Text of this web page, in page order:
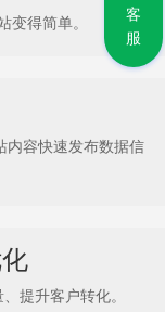
变得简单。
内容快速发布数据信
提升客户转化。
客
服